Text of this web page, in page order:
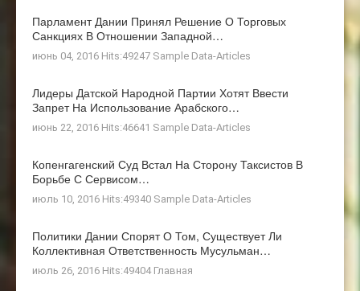
Парламент Дании Принял Решение О Торговых
Санкциях В Отношении Западной…
июнь 04, 2016 Hits:49247 Sample Data-Articles
Лидеры Датской Народной Партии Хотят Ввести
Запрет На Использование Арабского…
июнь 22, 2016 Hits:46641 Sample Data-Articles
Копенгагенский Суд Встал На Сторону Таксистов В
Борьбе С Сервисом…
июль 10, 2016 Hits:49340 Sample Data-Articles
Политики Дании Спорят О Том, Существует Ли
Коллективная Ответственность Мусульман…
июль 26, 2016 Hits:49404 Главная